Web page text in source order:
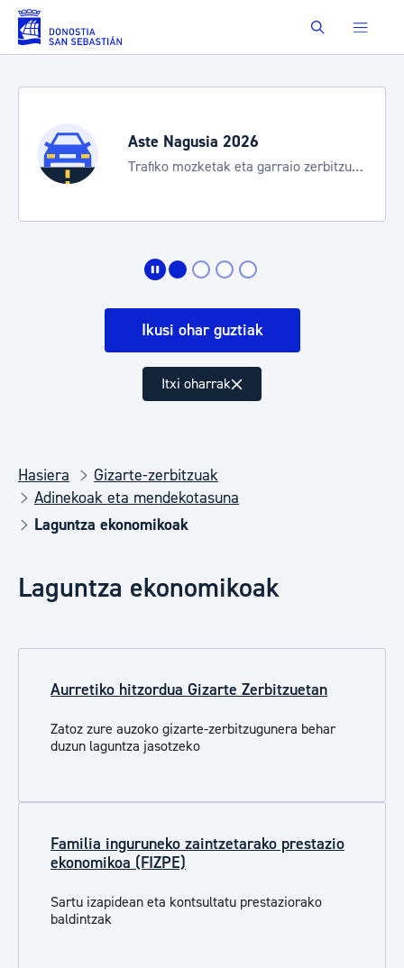
Eduki nagusira joan Buscar
Aste Nagusia 2026
Trafiko mozketak eta garraio zerbitzu
Ikusi ohar guztiak
Itxi oharrak
Hasiera
Gizarte-zerbitzuak
Adinekoak eta mendekotasuna
Laguntza ekonomikoak
Laguntza ekonomikoak
Aurretiko hitzordua Gizarte Zerbitzuetan
Zatoz zure auzoko gizarte-zerbitzugunera behar
duzun laguntza jasotzeko
Familia inguruneko zaintzetarako prestazio
ekonomikoa (FIZPE)
Sartu izapidean eta kontsultatu prestaziorako
baldintzak